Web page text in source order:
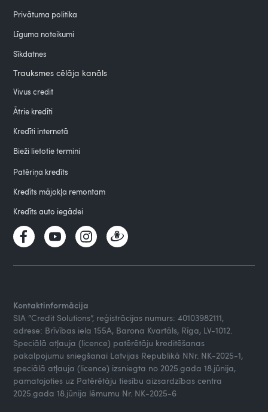
Privātuma politika
Līguma noteikumi
Sīkdatnes
Trauksmes cēlāja kanāls
Vivus credit
Ātrie kredīti
Kredīti internetā
Bieži lietotie termini
Patēriņa kredīts
Kredīts mājokļa remontam
Kredīts auto iegādei
Kontaktinformācija
SIA “Credit Solutions”, reģistrācijas numurs: 40103982111,
adrese: Brīvības iela 155A, Barona Kvartāls, Rīga, LV-1012.
Speciālā atļauja (licence) patērētāju kreditēšanas
pakalpojumu sniegšanai Latvijas Republikā NNr. NK-2025-1,
speciālā atļauja (licence) izsniegta no 2025.gada 18.jūnija,
pamatojoties uz Patērētāju tiesību aizsardzības centra
2025.gada 18.jūnija lēmumu Nr. NK-2025-6